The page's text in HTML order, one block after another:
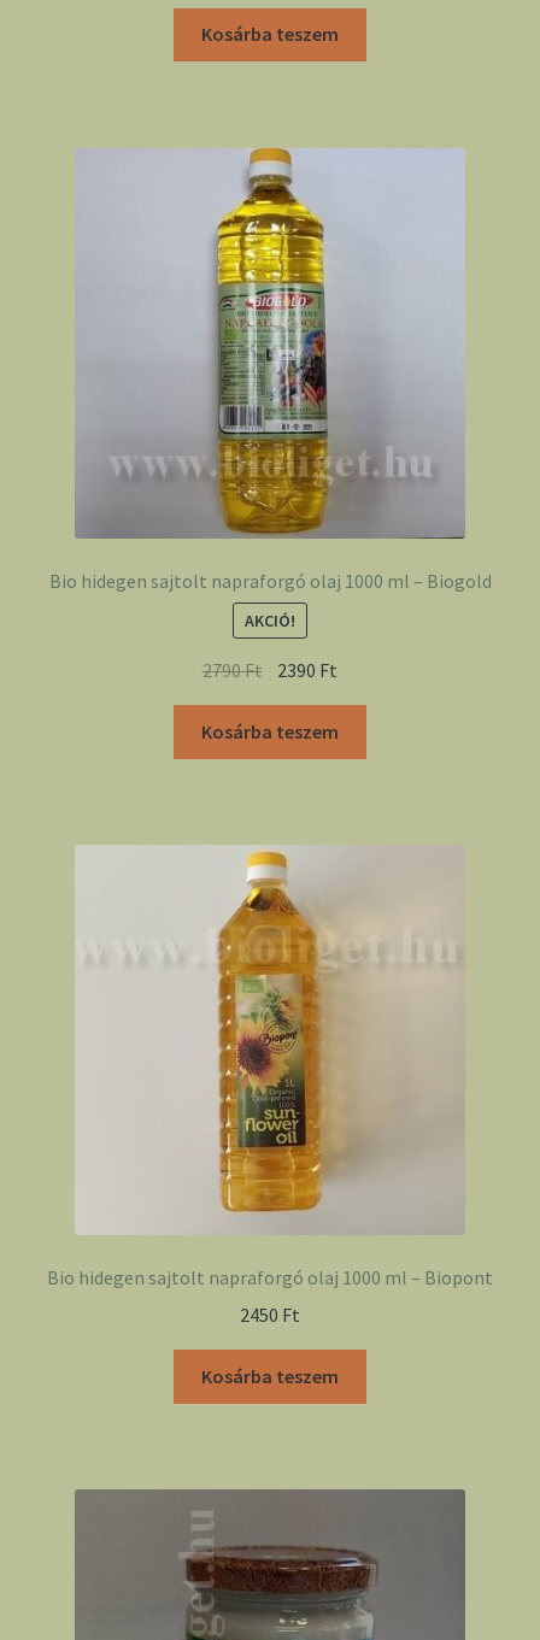
Kosárba teszem
Bio hidegen sajtolt napraforgó olaj 1000 ml – Biogold
AKCIÓ!
2790Ft 2390 Ft
Kosárba teszem
Bio hidegen sajtolt napraforgó olaj 1000 ml – Biopont
2450 Ft
Kosárba teszem